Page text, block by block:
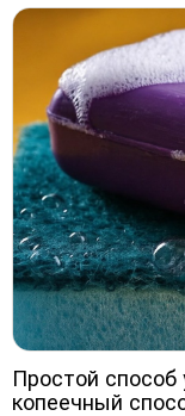
Простой способ
копеечный